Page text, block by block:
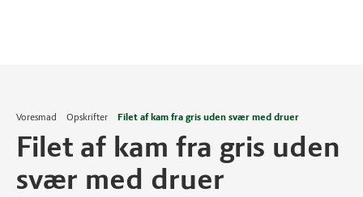
Voresmad Opskrifter Filet af kam fra gris uden svær med druer
Filet af kam fra gris uden
svær med druer